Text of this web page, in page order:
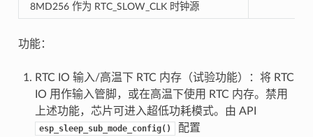
8MD256 作为 RTC_SLOW_CLK 时钟源
功能：
RTC IO 输入/高温下 RTC 内存（试验功能）：将 RTC
IO 用作输入管脚，或在高温下使用 RTC 内存。禁用
上述功能，芯片可进入超低功耗模式。由 API
esp_sleep_sub_mode_config()
配置